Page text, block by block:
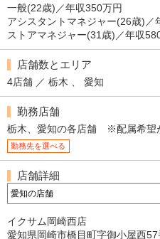
一般(22歳)／年収350万円
アシスタントマネジャー(26歳)／
ストアマネジャー(31歳)／年収
店舗数とエリア
4店舗 ／ 栃木 、 愛知
勤務店舗
栃木、愛知の各店舗 ※配属希望
勤務先を選べる
店舗詳細
イクサム岡崎西店
愛知県岡崎市橋目町字御小屋西57